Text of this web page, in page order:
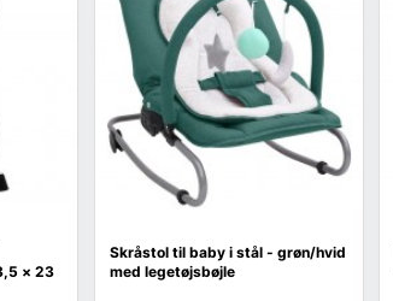
× 23
Skråstol til baby i stål - grøn/hvid
med legetøjsbøjle